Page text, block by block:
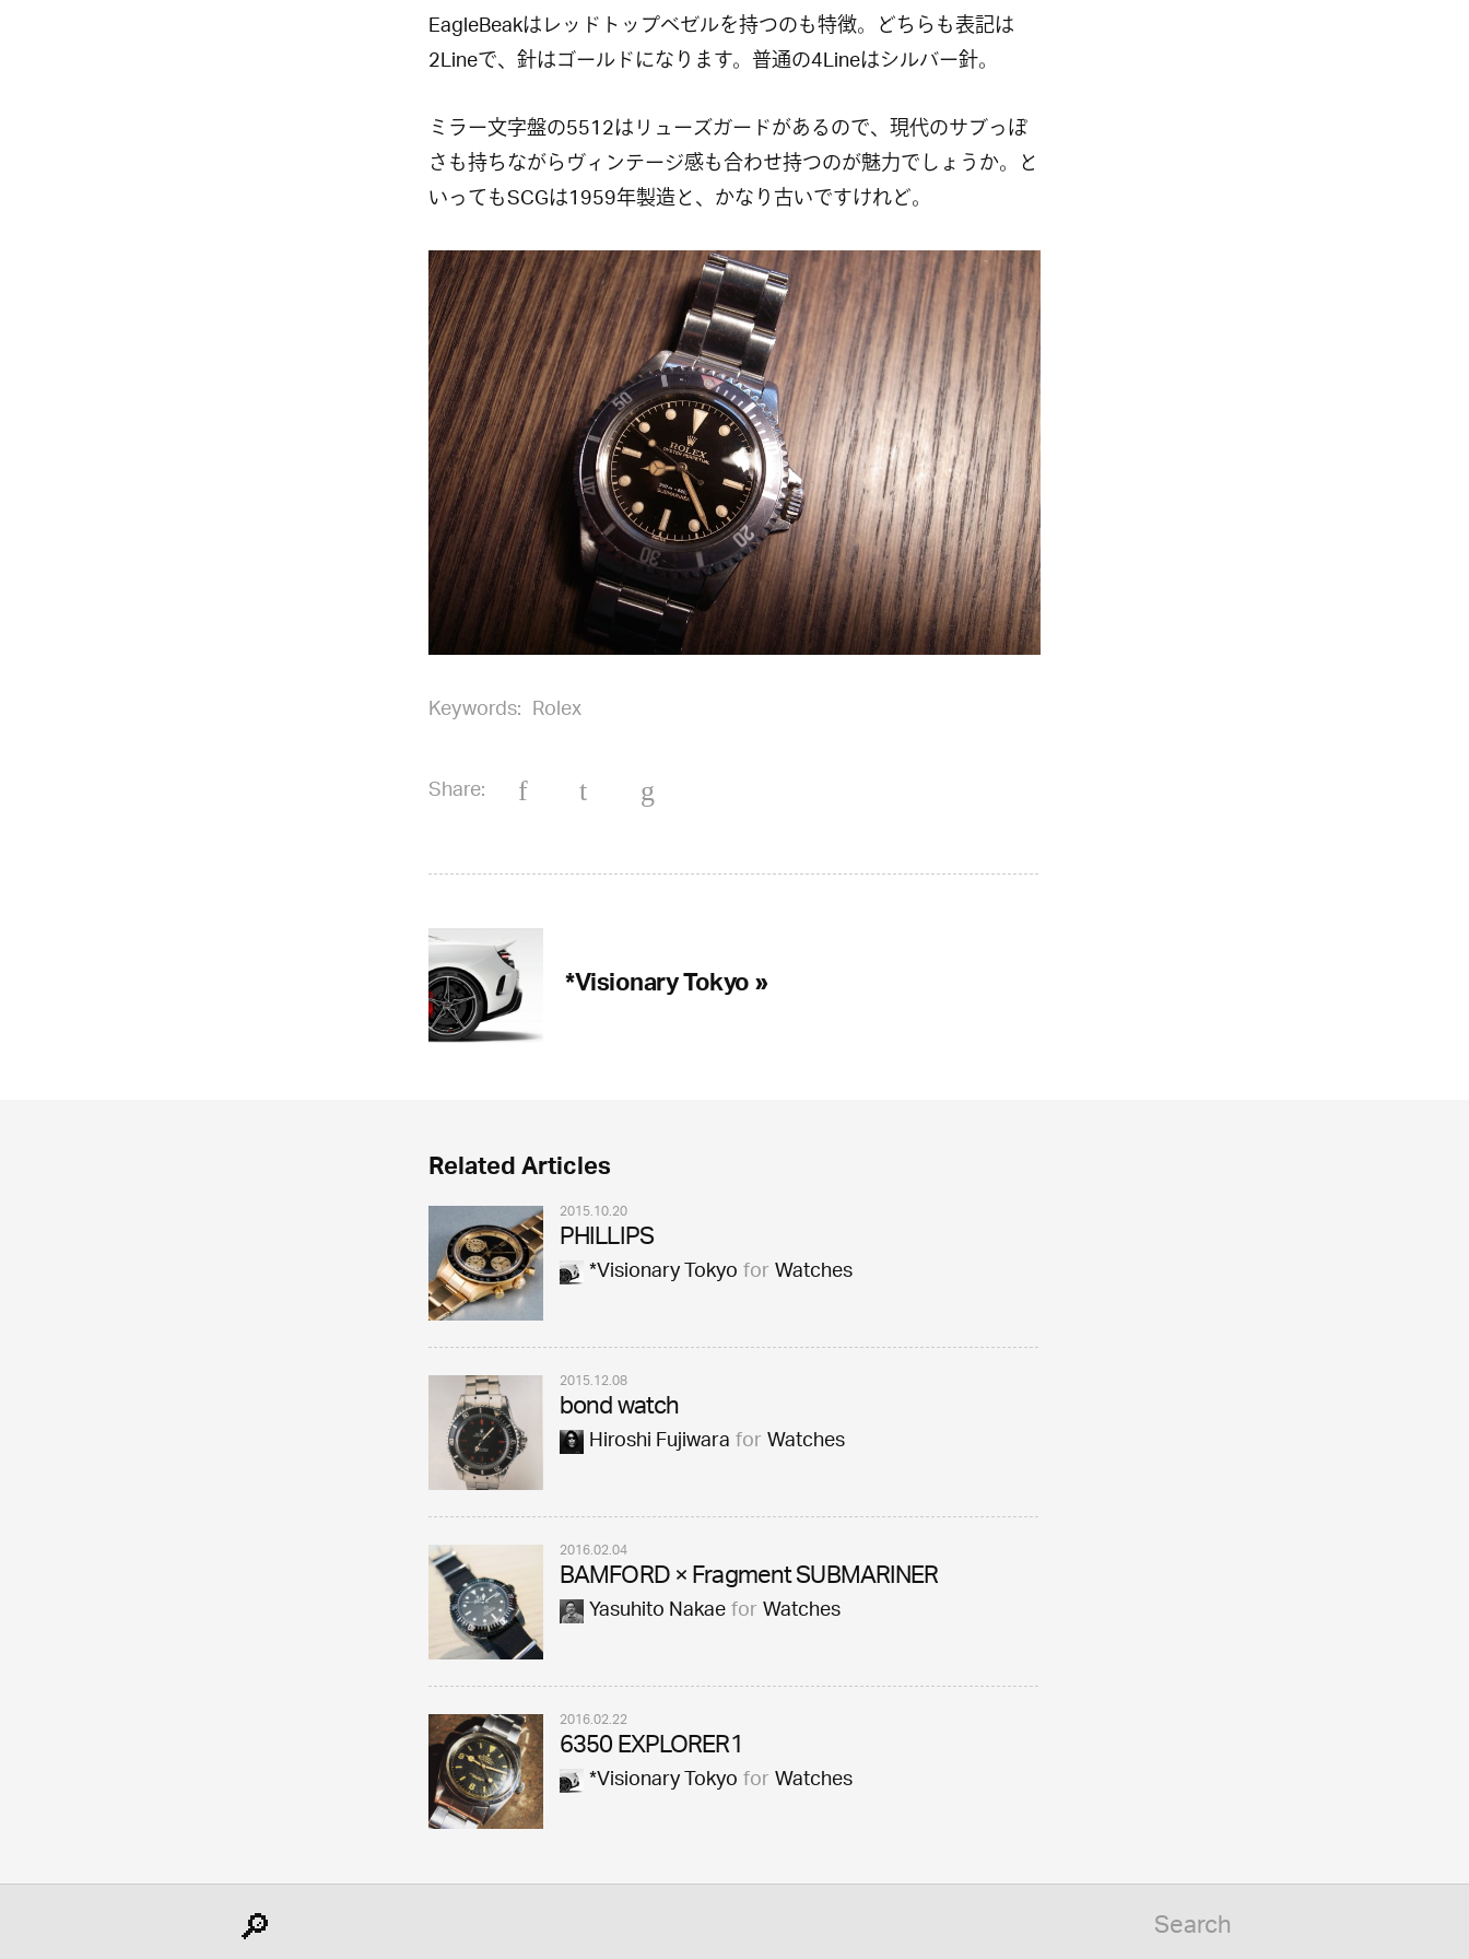
EagleBeakはレッドトップベゼルを持つのも特徴。どちらも表記は
2Lineで、針はゴールドになります。普通の4Lineはシルバー針。
ミラー文字盤の5512はリューズガードがあるので、現代のサブっぽ
さも持ちながらヴィンテージ感も合わせ持つのが魅力でしょうか。と
いってもSCGは1959年製造と、かなり古いですけれど。
Keywords: Rolex
Share:
*Visionary Tokyo »
Related Articles
2015.10.20
PHILLIPS
*Visionary TokyoforWatches
2015.12.08
bond watch
Hiroshi FujiwaraforWatches
2016.02.04
BAMFORD × Fragment SUBMARINER
Yasuhito NakaeforWatches
2016.02.22
6350 EXPLORER1
*Visionary TokyoforWatches